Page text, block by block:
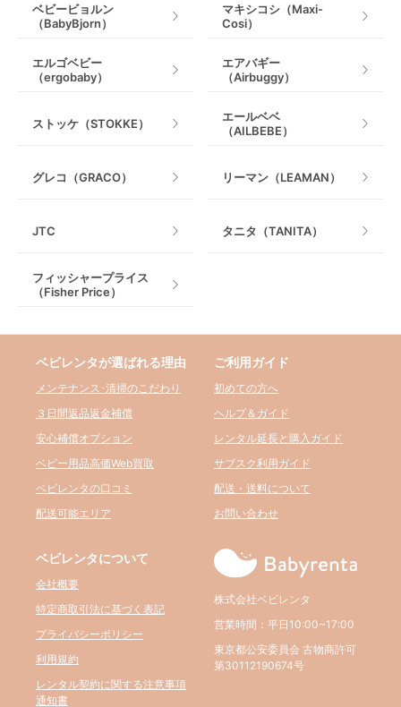
ベビービョルン
（BabyBjorn）
マキシコシ（Maxi-
Cosi）
エルゴベビー
（ergobaby）
エアバギー
（Airbuggy）
ストッケ（STOKKE）
エールベベ
（AILBEBE）
グレコ（GRACO） リーマン（LEAMAN）
JTC タニタ（TANITA）
フィッシャープライス
（Fisher Price）
ベビレンタが選ばれる理由
メンテナンス･清掃のこだわり
３日間返品返金補償
安心補償オプション
ベビー用品高価Web買取
ベビレンタの口コミ
配送可能エリア
ご利用ガイド
初めての方へ
ヘルプ＆ガイド
レンタル延長と購入ガイド
サブスク利用ガイド
配送・送料について
お問い合わせ
ベビレンタについて
会社概要
特定商取引法に基づく表記
プライバシーポリシー
利用規約
レンタル契約に関する注意事項
通知書
株式会社ベビレンタ
営業時間：平日10:00~17:00
東京都公安委員会 古物商許可
第30112190674号